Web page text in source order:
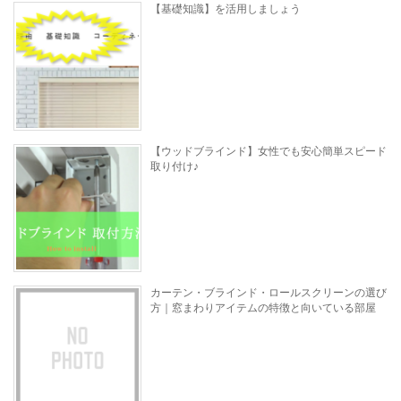
【基礎知識】を活用しましょう
【ウッドブラインド】女性でも安心簡単スピード
取り付け♪
カーテン・ブラインド・ロールスクリーンの選び
方｜窓まわりアイテムの特徴と向いている部屋